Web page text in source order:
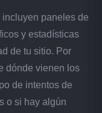
paneles de
y estadísticas
de tu sitio. Por
dónde vienen los
de intentos de
o si hay algún